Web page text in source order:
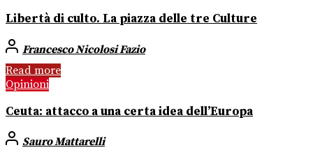
Libertà di culto. La piazza delle tre Culture
Francesco Nicolosi Fazio
Read more
Opinioni
Ceuta: attacco a una certa idea dell’Europa
Sauro Mattarelli